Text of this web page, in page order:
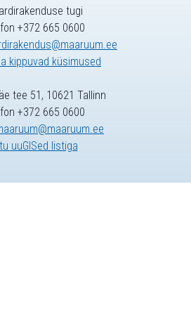
tugi
+372 665 0600
kippuvad küsimused
tee 51, 10621 Tallinn
+372 665 0600
uuGISed listiga